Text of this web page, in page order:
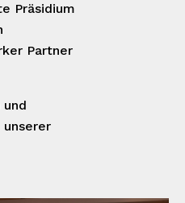
Präsidium
Partner